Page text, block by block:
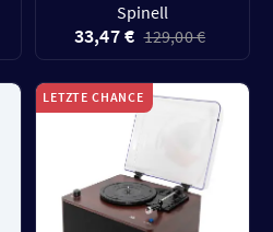
Spinell
33,47 € 129,00 €
LETZTE CHANCE